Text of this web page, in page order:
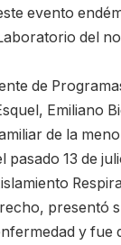
evento
del
de
Emiliano
de la
pasado 13 de
presentó
y fue